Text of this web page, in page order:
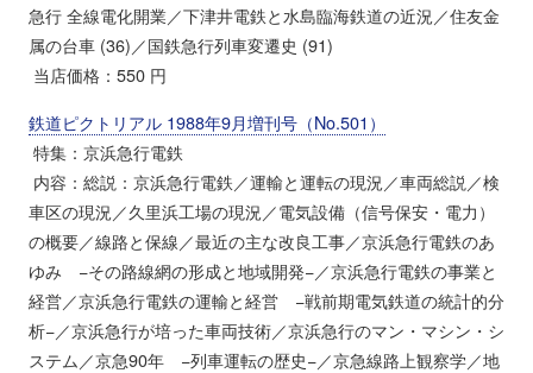
急行 全線電化開業／下津井電鉄と水島臨海鉄道の近況／住友金
属の台車 (36)／国鉄急行列車変遷史 (91)
当店価格：550 円
鉄道ピクトリアル 1988年9月増刊号（No.501）
特集：京浜急行電鉄
内容：総説：京浜急行電鉄／運輸と運転の現況／車両総説／検
車区の現況／久里浜工場の現況／電気設備（信号保安・電力）
の概要／線路と保線／最近の主な改良工事／京浜急行電鉄のあ
ゆみ −その路線網の形成と地域開発−／京浜急行電鉄の事業と
経営／京浜急行電鉄の運輸と経営 −戦前期電気鉄道の統計的分
析−／京浜急行が培った車両技術／京浜急行のマン・マシン・シ
ステム／京急90年 −列車運転の歴史−／京急線路上観察学／地